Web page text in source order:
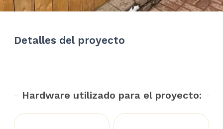
Detalles del proyecto
Hardware utilizado para el proyecto: